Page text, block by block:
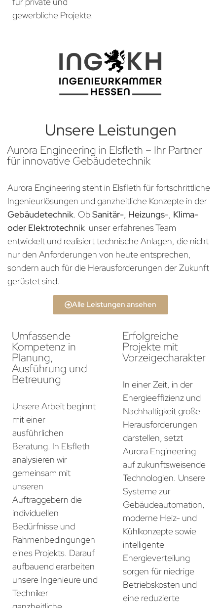
gewerbliche Projekte.
Unsere Leistungen
Aurora Engineering in Elsfleth – Ihr Partner
für innovative Gebäudetechnik
Aurora Engineering steht in Elsfleth für fortschrittliche
Ingenieurlösungen und ganzheitliche Konzepte in der
Gebäudetechnik. ObSanitär-, Heizungs-, Klima-
oder Elektrotechnik unser erfahrenes Team
entwickelt und realisiert technische Anlagen, die nicht
nur den Anforderungen von heute entsprechen,
sondern auch für die Herausforderungen der Zukunft
gerüstet sind.
Alle Leistungen ansehen
Umfassende
Kompetenz in
Planung,
Ausführung und
Betreuung
Unsere Arbeit beginnt
mit einer
ausführlichen
Beratung. In Elsfleth
analysieren wir
gemeinsam mit
unseren
Auftraggebern die
individuellen
Bedürfnisse und
Rahmenbedingungen
eines Projekts. Darauf
aufbauend erarbeiten
unsere Ingenieure und
Techniker
Erfolgreiche
Projekte mit
Vorzeigecharakter
In einer Zeit, in der
Energieeffizienz und
Nachhaltigkeit große
Herausforderungen
darstellen, setzt
Aurora Engineering
auf zukunftsweisende
Technologien. Unsere
Systeme zur
Gebäudeautomation,
moderne Heiz- und
Kühlkonzepte sowie
intelligente
Energieverteilung
sorgen für niedrige
Betriebskosten und
eine reduzierte